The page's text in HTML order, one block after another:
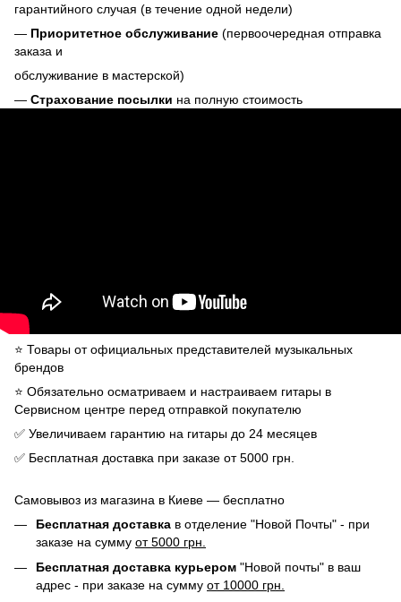
гарантийного случая (в течение одной недели)
— Приоритетное обслуживание (первоочередная отправка
заказа и
обслуживание в мастерской)
— Страхование посылки на полную стоимость
⭐️ Товары от официальных представителей музыкальных
брендов
⭐️ Обязательно осматриваем и настраиваем гитары в
Сервисном центре перед отправкой покупателю
✅ Увеличиваем гарантию на гитары до 24 месяцев
✅ Бесплатная доставка при заказе от 5000 грн.
Самовывоз из магазина в Киеве — бесплатно
Бесплатная доставка в отделение "Новой Почты" - при
заказе на сумму от 5000 грн.
Бесплатная доставка курьером "Новой почты" в ваш
адрес - при заказе на сумму от 10000 грн.